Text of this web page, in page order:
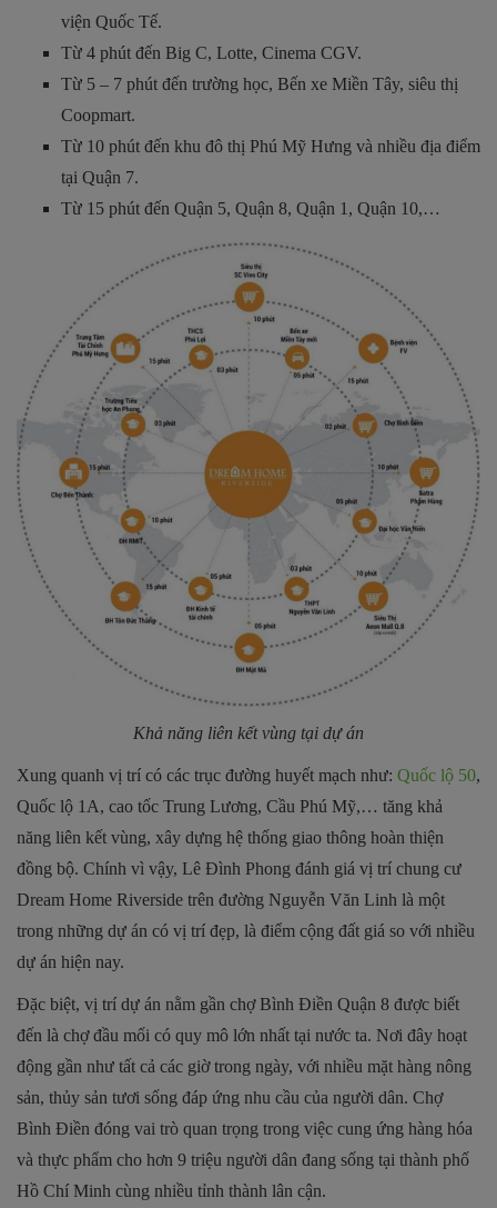
viện Quốc Tế.
Từ 4 phút đến Big C, Lotte, Cinema CGV.
Từ 5 – 7 phút đến trường học, Bến xe Miền Tây, siêu thị
Coopmart.
Từ 10 phút đến khu đô thị Phú Mỹ Hưng và nhiều địa điểm
tại Quận 7.
Từ 15 phút đến Quận 5, Quận 8, Quận 1, Quận 10,…
Khả năng liên kết vùng tại dự án
Xung quanh vị trí có các trục đường huyết mạch như: Quốc lộ 50,
Quốc lộ 1A, cao tốc Trung Lương, Cầu Phú Mỹ,… tăng khả
năng liên kết vùng, xây dựng hệ thống giao thông hoàn thiện
đồng bộ. Chính vì vậy, Lê Đình Phong đánh giá vị trí chung cư
Dream Home Riverside trên đường Nguyễn Văn Linh là một
trong những dự án có vị trí đẹp, là điểm cộng đất giá so với nhiều
dự án hiện nay.
Đặc biệt, vị trí dự án nằm gần chợ Bình Điền Quận 8 được biết
đến là chợ đầu mối có quy mô lớn nhất tại nước ta. Nơi đây hoạt
động gần như tất cả các giờ trong ngày, với nhiều mặt hàng nông
sản, thủy sản tươi sống đáp ứng nhu cầu của người dân. Chợ
Bình Điền đóng vai trò quan trọng trong việc cung ứng hàng hóa
và thực phẩm cho hơn 9 triệu người dân đang sống tại thành phố
Hồ Chí Minh cùng nhiều tỉnh thành lân cận.